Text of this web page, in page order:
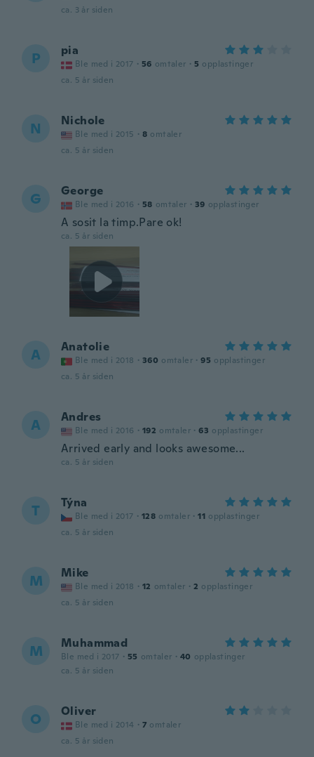
ca. 3 år siden
P pia
Ble med i 2017 · 56 omtaler · 5 opplastinger
ca. 5 år siden
N Nichole
Ble med i 2015 · 8 omtaler
ca. 5 år siden
G George
Ble med i 2016 · 58 omtaler · 39 opplastinger
A sosit la timp.Pare ok!
ca. 5 år siden
A Anatolie
Ble med i 2018 · 360 omtaler · 95 opplastinger
ca. 5 år siden
A Andres
Ble med i 2016 · 192 omtaler · 63 opplastinger
Arrived early and looks awesome...
ca. 5 år siden
T Týna
Ble med i 2017 · 128 omtaler · 11 opplastinger
ca. 5 år siden
M Mike
Ble med i 2018 · 12 omtaler · 2 opplastinger
ca. 5 år siden
M Muhammad
Ble med i 2017 · 55 omtaler · 40 opplastinger
ca. 5 år siden
O Oliver
Ble med i 2014 · 7 omtaler
ca. 5 år siden